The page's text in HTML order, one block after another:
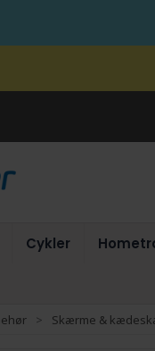
Cykler
Skærme &